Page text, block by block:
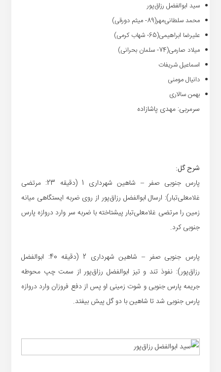
سید ابوالفضل رزاق‌پور
محمد سلطانی‌مهر(89- میثم دورقی)
علیرضا ابراهیمی(65- شهاب کرمی)
میلاد صارمی(74- سلمان بحرانی)
اسماعیل شریفات
دانیال مومنی
بهمن سالاری
سرمربی: مهدی پاشازاده
شرح گل:
پارس جنوبی صفر – شاهین شهرداری 1 (دقیقه 23: مرتضی
غلامعلی‌تبار): ارسال ابوالفضل رزاق‌پور از روی ضربه ایستگاهی میانه
زمین را مرتضی غلامعلی‌تبار پیشتاخته با ضربه سر وارد دروازه پارس
جنوبی کرد.
پارس جنوبی صفر – شاهین شهرداری 2 (دقیقه 40: ابوالفضل
رزاق‌پور): نفوذ تند و تیز ابوالفضل رزاق‌پور از سمت چپ محوطه
جریمه پارس جنوبی و شوت زمینی او پس از دفع فروزان وارد دروازه
پارس جنوبی شد تا شاهین با دو گل پیش بیفتد.